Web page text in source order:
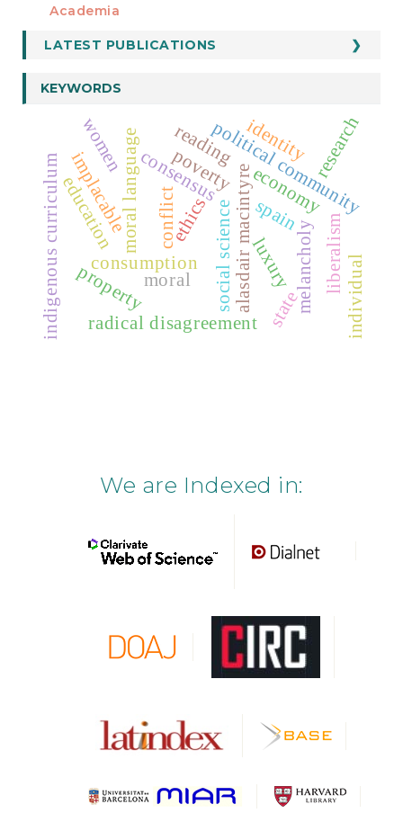
Academia
LATEST PUBLICATIONS
KEYWORDS
alasdair macintyre
social science
political community
conflict
consensus
radical disagreement
ethics
moral language
luxury
consumption
moral
economy
melancholyliberalism
property
implacable
individual
state
education
poverty
indigenous curriculum
research
readingidentity
spain
women
We are Indexed in: